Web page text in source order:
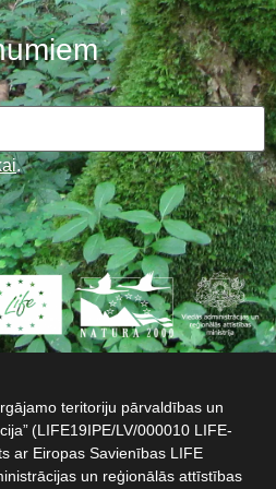
.
teritoriju pārvaldības un
(LIFE19IPE/LV/000010 LIFE-
ar Eiropas Savienības LIFE
un reģionālās attīstības